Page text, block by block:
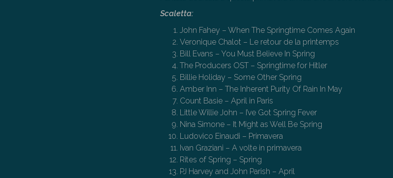
Scaletta:
John Fahey – When The Springtime Comes Again
Veronique Chalot – Le retour de la printemps
Bill Evans – You Must Believe In Spring
The Producers OST – Springtime for Hitler
Billie Holiday – Some Other Spring
Amber Inn – The Inherent Purity Of Rain In May
Count Basie – April in Paris
Little Willie John – I’ve Got Spring Fever
Nina Simone – It Might as Well Be Spring
Ludovico Einaudi – Primavera
Ivan Graziani – A volte in primavera
Rites of Spring – Spring
PJ Harvey and John Parish – April